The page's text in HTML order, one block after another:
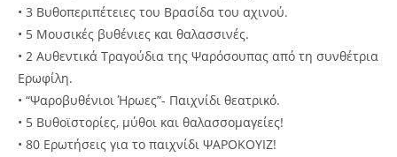
• 3 Βυθοπεριπέτειες του Βρασίδα του αχινού.
• 5 Μουσικές βυθένιες και θαλασσινές.
• 2 Αυθεντικά Τραγούδια της Ψαρόσουπας από τη συνθέτρια
Ερωφίλη.
• “Ψαροβυθένιοι Ήρωες”- Παιχνίδι θεατρικό.
• 5 Βυθοϊστορίες, μύθοι και θαλασσομαγείες!
• 80 Ερωτήσεις για το παιχνίδι ΨΑΡΟΚΟΥΙΖ!